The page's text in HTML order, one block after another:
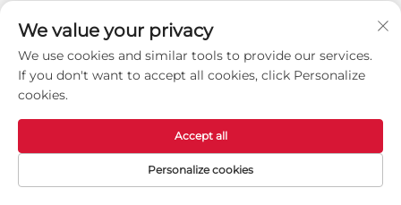
Copyright © 2026 China Guangdong Exhibition Hall Intelligent
Equipment Co., Ltd. Alle rechten voorbehouden. -
Privacybeleid
Startpagina Producten
Neem contact
BOVEN
We value your privacy
We use cookies and similar tools to provide our services.
If you don't want to accept all cookies, click Personalize
cookies.
Personalize cookies
Accept all